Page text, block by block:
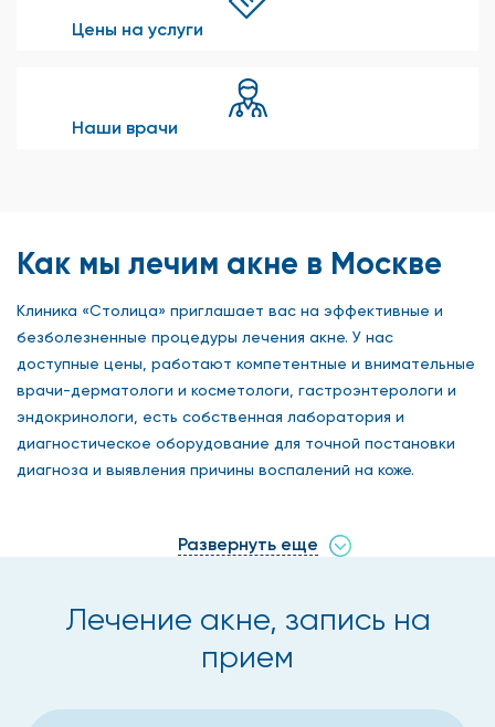
Цены на услуги
Наши врачи
Как мы лечим акне в Москве
Клиника «Столица» приглашает вас на эффективные и
безболезненные процедуры лечения акне. У нас
доступные цены, работают компетентные и внимательные
врачи-дерматологи и косметологи, гастроэнтерологи и
эндокринологи, есть собственная лаборатория и
диагностическое оборудование для точной постановки
диагноза и выявления причины воспалений на коже.
индивидуально с учетом тяжести течения заболевания.
Какие методы используются в
лечении акне?
Начинать терапию следует с консультации у врачей.
Развернуть еще
Лечение акне, запись на
прием